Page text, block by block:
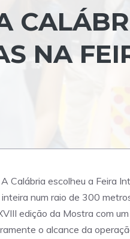
NA
Calábria escolheu a Feira
num raio de 300
edição da Mostra com
o alcance da